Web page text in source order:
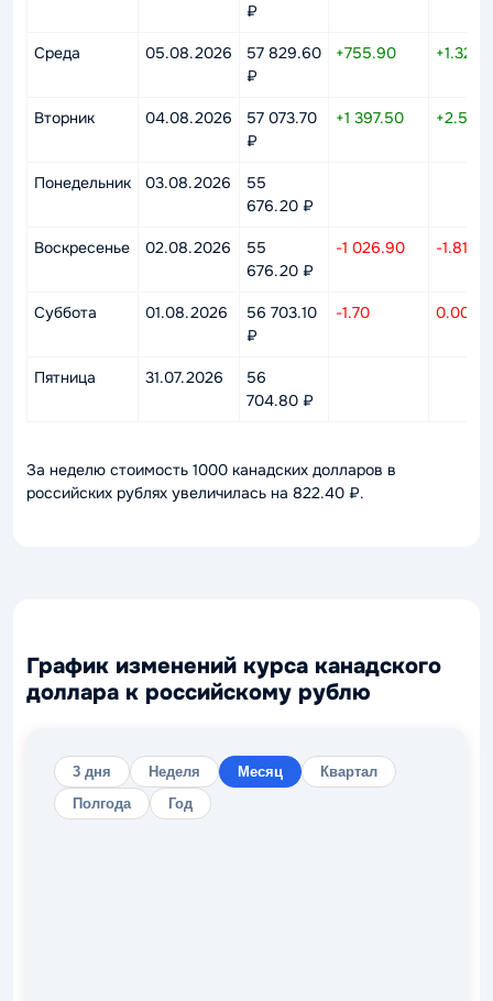
₽
Среда 05.08.2026
57 829.60
₽
+755.90 +1.32%
Вторник 04.08.2026
57 073.70
₽
+1 397.50 +2.51%
Понедельник 03.08.2026
55
676.20 ₽
Воскресенье 02.08.2026
55
676.20 ₽
-1 026.90 -1.81%
Суббота 01.08.2026
56 703.10
₽
-1.70 0.00%
Пятница 31.07.2026
56
704.80 ₽
За неделю стоимость 1000 канадских долларов в
российских рублях увеличилась на 822.40 ₽.
График изменений курса канадского
доллара к российскому рублю
3 дня Неделя Месяц
Квартал
Полгода
Год